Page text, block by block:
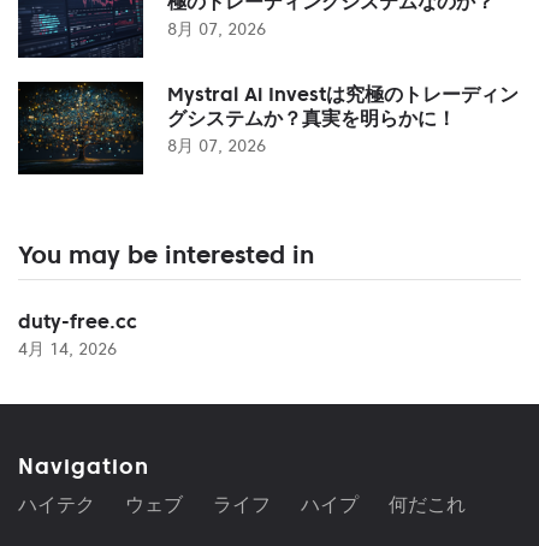
8月 07, 2026
Mystral Ai Investは究極のトレーディン
グシステムか？真実を明らかに！
8月 07, 2026
You may be interested in
duty-free.cc
4月 14, 2026
Navigation
ハイテク ウェブ ライフ ハイプ 何だこれ